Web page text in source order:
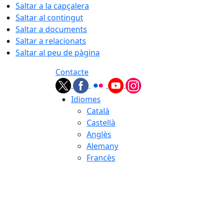
Saltar a la capçalera
Saltar al contingut
Saltar a documents
Saltar a relacionats
Saltar al peu de pàgina
Contacte
Idiomes
Català
Castellà
Anglès
Alemany
Francès